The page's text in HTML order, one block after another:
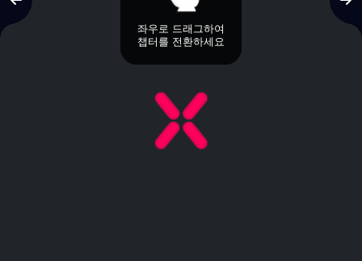
좌우로 드래그하여
챕터를 전환하세요